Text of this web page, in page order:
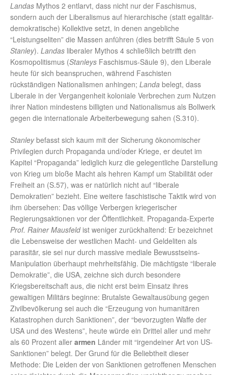
Landas Mythos 2 entlarvt, dass nicht nur der Faschismus,
sondern auch der Liberalismus auf hierarchische (statt egalitär-
demokratische) Kollektive setzt, in denen angebliche
“Leistungseliten” die Massen anführen (dies betrifft Säule 5 von
Stanley). Landas liberaler Mythos 4 schließlich betrifft den
Kosmopolitismus (Stanleys Faschismus-Säule 9), den Liberale
heute für sich beanspruchen, während Faschisten
rückständigen Nationalismen anhingen; Landa belegt, dass
Liberale in der Vergangenheit koloniale Verbrechen zum Nutzen
ihrer Nation mindestens billigten und Nationalismus als Bollwerk
gegen die internationale Arbeiterbewegung sahen (S.310).
Stanleybefasst sich kaum mit der Sicherung ökonomischer
Privilegien durch Propaganda und/oder Kriege, er deutet im
Kapitel “Propaganda” lediglich kurz die gelegentliche Darstellung
von Krieg um bloße Macht als hehren Kampf um Stabilität oder
Freiheit an (S.57), was er natürlich nicht auf “liberale
Demokratien” bezieht. Eine weitere faschistische Taktik wird von
ihm übersehen: Das völlige Verbergen kriegerischer
Regierungsaktionen vor der Öffentlichkeit. Propaganda-Experte
Prof. Rainer Mausfeldist weniger zurückhaltend: Er bezeichnet
die Lebensweise der westlichen Macht- und Geldeliten als
parasitär, sie sei nur durch massive mediale Bewusstseins-
Manipulation überhaupt mehrheitsfähig. Die mächtigste “liberale
Demokratie”, die USA, zeichne sich durch besondere
Kriegsbereitschaft aus, die nicht erst beim Einsatz ihres
gewaltigen Militärs beginne: Brutalste Gewaltausübung gegen
Zivilbevölkerung sei auch die “Erzeugung von humanitären
Katastrophen durch Sanktionen”, der “bevorzugten Waffe der
USA und des Westens”, heute würde ein Drittel aller und mehr
als 60 Prozent aller armen Länder mit “irgendeiner Art von US-
Sanktionen” belegt. Der Grund für die Beliebtheit dieser
Methode: Die Leiden der von Sanktionen getroffenen Menschen